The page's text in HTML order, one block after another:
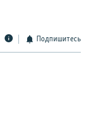
Подпишитесь